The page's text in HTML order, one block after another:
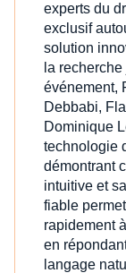
experts du
exclusif
solution
la
événement,
Debbabi,
Dominique
technologie
démontrant
intuitive et
fiable
rapidement
en
langage